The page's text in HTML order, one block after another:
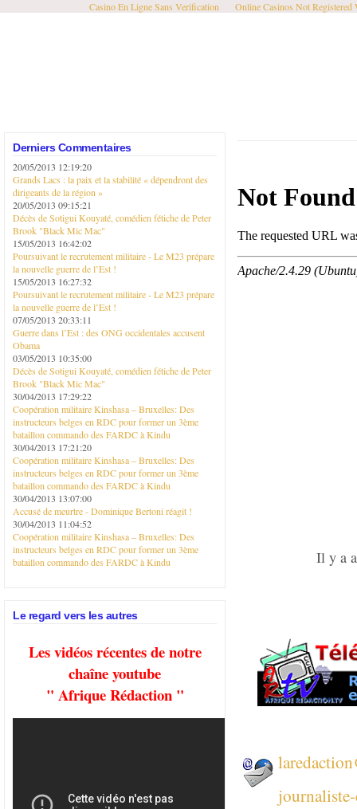
Casino En Ligne Sans Verification Online Casinos Not Registered
Derniers Commentaires
20/05/2013 12:19:20
Grands Lacs : la paix et la stabilité « dépendront des
dirigeants de la région »
20/05/2013 09:15:21
Décès de Sotigui Kouyaté, comédien fétiche de Peter
Brook "Black Mic Mac"
15/05/2013 16:42:02
Poursuivant le recrutement militaire - Le M23 prépare
la nouvelle guerre de l’Est !
15/05/2013 16:27:32
Poursuivant le recrutement militaire - Le M23 prépare
la nouvelle guerre de l’Est !
07/05/2013 20:33:11
Guerre dans l’Est : des ONG occidentales accusent
Obama
03/05/2013 10:35:00
Décès de Sotigui Kouyaté, comédien fétiche de Peter
Brook "Black Mic Mac"
30/04/2013 17:29:22
Coopération militaire Kinshasa – Bruxelles: Des
instructeurs belges en RDC pour former un 3ème
bataillon commando des FARDC à Kindu
30/04/2013 17:21:20
Coopération militaire Kinshasa – Bruxelles: Des
instructeurs belges en RDC pour former un 3ème
bataillon commando des FARDC à Kindu
30/04/2013 13:07:00
Accusé de meurtre - Dominique Bertoni réagit !
30/04/2013 11:04:52
Coopération militaire Kinshasa – Bruxelles: Des
instructeurs belges en RDC pour former un 3ème
bataillon commando des FARDC à Kindu
Le regard vers les autres
Les vidéos récentes de notre
chaîne youtube
" Afrique Rédaction "
Il y a